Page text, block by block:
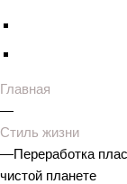
Главная
—
Стиль жизни
—Переработка
чистой планете